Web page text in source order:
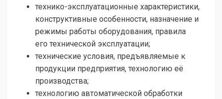
технико-эксплуатационные характеристики,
конструктивные особенности, на­значение и
режимы работы оборудования, правила
его технической эксплуата­ции;
технические условия, предъявляемые к
продукции предприятия, технологию её
производства;
технологию автоматической обработки